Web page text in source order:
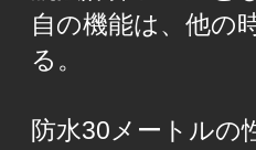
自の機能は、他の
る。
防水30メートルの